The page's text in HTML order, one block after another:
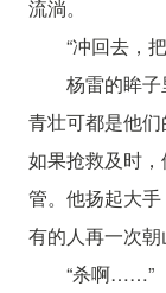
流淌。
“冲回去，
杨雷的眸
青壮可都是他
如果抢救及时
管。他扬起大
有的人再一次朝
“杀啊……”